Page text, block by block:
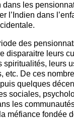
dans les
l’Indien dans
des
disparaitre leurs
spiritualités, leurs
etc. De ces
quelques
sociales,
les
méfiance fondée